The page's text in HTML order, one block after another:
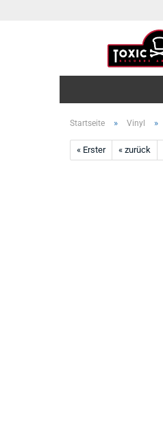
Startseite » Vinyl »
« Erster « zurück